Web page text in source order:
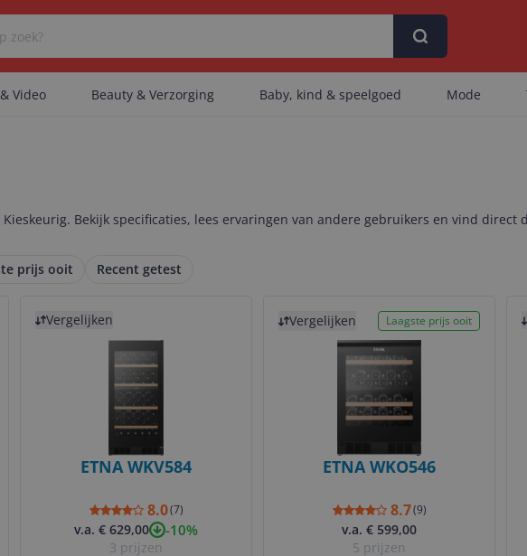
Er zijn geen artikelen gevonden.
Video Beauty & Verzorging Baby, kind & speelgoed Mode
Bekijk specificaties, lees ervaringen van andere gebruikers en vind direct
prijs ooit Recent getest
Vergelijken
ETNA WKV584
8.0(7)
v.a. € 629,00 -10%
3 prijzen
Vergelijken Laagste prijs ooit
ETNA WKO546
8.7(9)
v.a. € 599,00
5 prijzen